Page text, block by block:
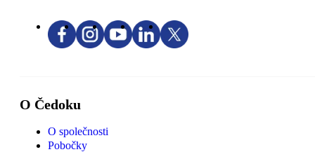
O Čedoku
O společnosti
Pobočky